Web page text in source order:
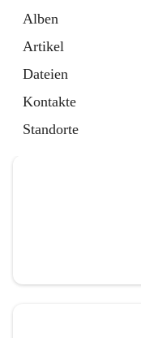
Alben
Artikel
Dateien
Kontakte
Standorte